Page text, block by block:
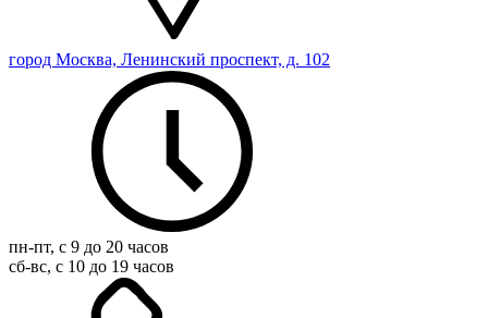
город Москва, Ленинский проспект, д. 102
пн-пт, с 9 до 20 часов
сб-вс, с 10 до 19 часов